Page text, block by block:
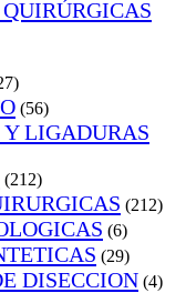
(56)
LIGADURAS
(212)
(212)
(6)
(29)
DISECCION (4)